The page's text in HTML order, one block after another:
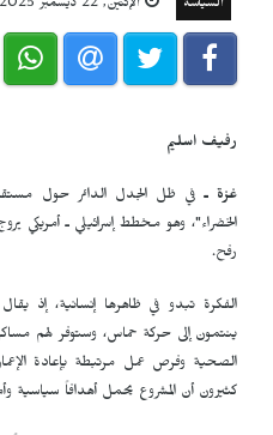
السياسة الإثنين, 22 ديسمبر 2025, 07:11
رفيف اسليم
غزة ـ في ظل الجدل الدائر حول
الخضراء"، وهو مخطط إسرائيلي ـ أمريكي
رفح.
الفكرة تبدو في ظاهرها إنسانية، إذ
ينتمون إلى حركة حماس، وستوفر لهم
الصحية وفرص عمل مرتبطة بإعادة
كثيرون أن المشروع يحمل أهدافاً سياسية